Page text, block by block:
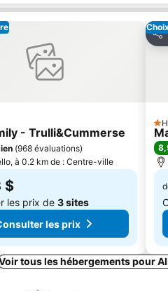
à mes favoris
- Trulli&Cummerse
(968 évaluations)
à 0.2 km de : Centre-ville
$
les prix de 3 sites
les prix
1
tous les hébergements pour